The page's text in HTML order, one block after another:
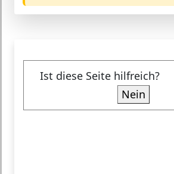
Ist diese Seite hilfreich?
Nein